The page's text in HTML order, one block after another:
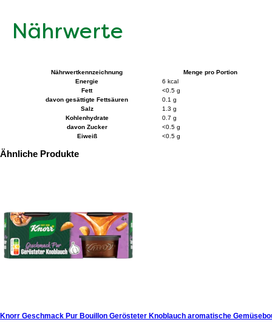
Nährwerte
Nährwertkennzeichnung
Menge pro Portion
Energie
6 kcal
Fett
<0.5 g
davon gesättigte Fettsäuren
0.1 g
Salz
1.3 g
Kohlenhydrate
0.7 g
davon Zucker
<0.5 g
Eiweiß
<0.5 g
Ähnliche Produkte
Knorr Geschmack Pur Bouillon Gerösteter Knoblauch aromatische